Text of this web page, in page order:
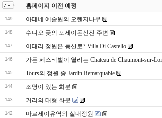
홈페이지 이전 예정
149 아테네 예술원의 오렌지나무
148 수니오 곶의 포세이돈신전 주변
147 이태리 정원은 등산로?-Villa Di Castello
146 가든 페스티벌이 열리는 Chateau de Chaumont-sur-Loi
145 Tours의 정원 중 Jardin Remarquable
144 조명이 있는 화분
143 거리의 대형 화분
142 마르세이유역의 실내정원